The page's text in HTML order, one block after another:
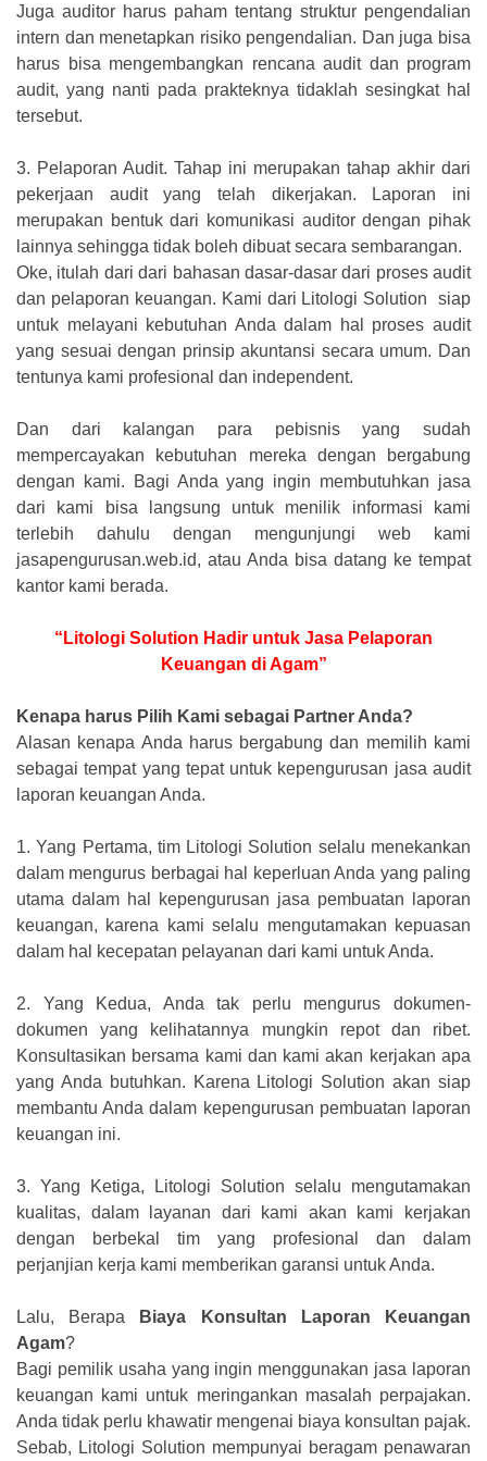
Juga auditor harus paham tentang struktur pengendalian
intern dan menetapkan risiko pengendalian. Dan juga bisa
harus bisa mengembangkan rencana audit dan program
audit, yang nanti pada prakteknya tidaklah sesingkat hal
tersebut.
3. Pelaporan Audit. Tahap ini merupakan tahap akhir dari
pekerjaan audit yang telah dikerjakan. Laporan ini
merupakan bentuk dari komunikasi auditor dengan pihak
lainnya sehingga tidak boleh dibuat secara sembarangan.
Oke, itulah dari dari bahasan dasar-dasar dari proses audit
dan pelaporan keuangan. Kami dari Litologi Solution siap
untuk melayani kebutuhan Anda dalam hal proses audit
yang sesuai dengan prinsip akuntansi secara umum. Dan
tentunya kami profesional dan independent.
Dan dari kalangan para pebisnis yang sudah
mempercayakan kebutuhan mereka dengan bergabung
dengan kami. Bagi Anda yang ingin membutuhkan jasa
dari kami bisa langsung untuk menilik informasi kami
terlebih dahulu dengan mengunjungi web kami
jasapengurusan.web.id, atau Anda bisa datang ke tempat
kantor kami berada.
“Litologi Solution Hadir untuk Jasa Pelaporan
Keuangan di Agam”
Kenapa harus Pilih Kami sebagai Partner Anda?
Alasan kenapa Anda harus bergabung dan memilih kami
sebagai tempat yang tepat untuk kepengurusan jasa audit
laporan keuangan Anda.
1. Yang Pertama, tim Litologi Solution selalu menekankan
dalam mengurus berbagai hal keperluan Anda yang paling
utama dalam hal kepengurusan jasa pembuatan laporan
keuangan, karena kami selalu mengutamakan kepuasan
dalam hal kecepatan pelayanan dari kami untuk Anda.
2.
Yang Kedua, Anda tak perlu mengurus dokumen-
dokumen yang kelihatannya mungkin repot dan ribet.
Konsultasikan bersama kami dan kami akan kerjakan apa
yang Anda butuhkan. Karena Litologi Solution akan siap
membantu Anda dalam kepengurusan pembuatan laporan
keuangan ini.
3. Yang Ketiga, Litologi Solution selalu mengutamakan
kualitas, dalam layanan dari kami akan kami kerjakan
dengan berbekal tim yang profesional dan dalam
perjanjian kerja kami memberikan garansi untuk Anda.
Lalu, Berapa
Biaya Konsultan Laporan Keuangan
Agam?
Bagi pemilik usaha yang ingin menggunakan jasa laporan
keuangan kami untuk meringankan masalah perpajakan.
Anda tidak perlu khawatir mengenai biaya konsultan pajak.
Sebab, Litologi Solution mempunyai beragam penawaran